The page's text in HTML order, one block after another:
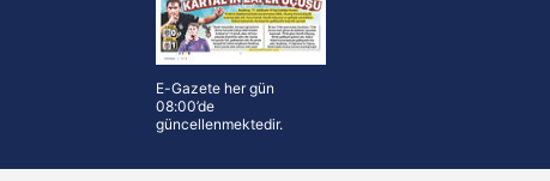
E-Gazete her gün
08:00’de
güncellenmektedir.